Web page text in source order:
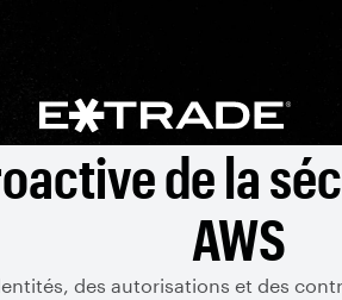
de la
AWS
des autorisations et des